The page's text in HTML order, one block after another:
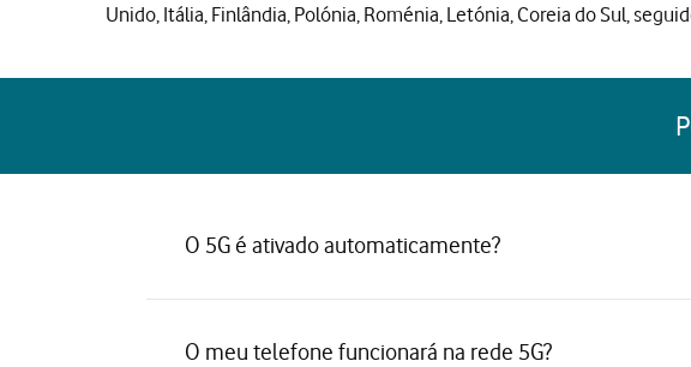
Unido, Itália, Finlândia, Polónia, Roménia, Letónia, Coreia do Sul,
O 5G é ativado automaticamente?
O meu telefone funcionará na rede 5G?